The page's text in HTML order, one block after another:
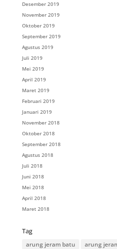
Desember 2019
November 2019
Oktober 2019
September 2019
Agustus 2019
Juli 2019
Mei 2019
April 2019
Maret 2019
Februari 2019
Januari 2019
November 2018
Oktober 2018
September 2018
Agustus 2018
Juli 2018
Juni 2018
Mei 2018
April 2018
Maret 2018
Tag
arung jeram batu
arung